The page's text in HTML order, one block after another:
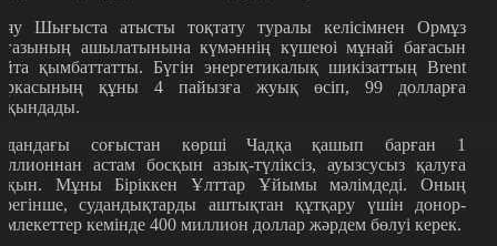
Шығыста атысты тоқтату туралы келісімнен Ормұз
ашылатынына күмәннің күшеюі мұнай бағасын
қымбаттатты. Бүгін энергетикалық шикізаттың Brent
құны 4 пайызға жуық өсіп, 99 долларға
соғыстан көрші Чадқа қашып барған 1
астам босқын азық-түліксіз, ауызсусыз қалуға
Мұны Біріккен Ұлттар Ұйымы мәлімдеді. Оның
судандықтарды аштықтан құтқару үшін донор-
кемінде 400 миллион доллар жәрдем бөлуі керек.